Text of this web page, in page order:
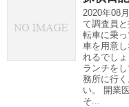
2020年08
て調査員
転車に乗
車を用意
れるでしょ
ランチを
務所に行
い。 開業
そ...